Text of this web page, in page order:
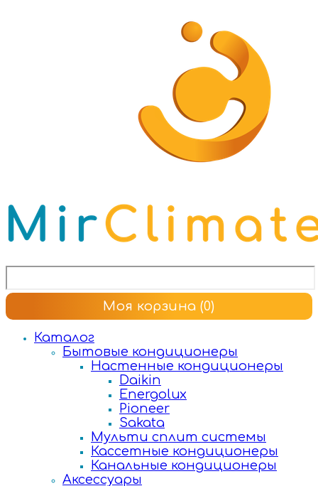
Моя корзина (0)
Каталог
Бытовые кондиционеры
Настенные кондиционеры
Daikin
Energolux
Pioneer
Sakata
Мульти сплит системы
Кассетные кондиционеры
Канальные кондиционеры
Аксессуары